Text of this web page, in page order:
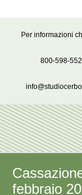
Per informazioni
800-598-552
febbraio